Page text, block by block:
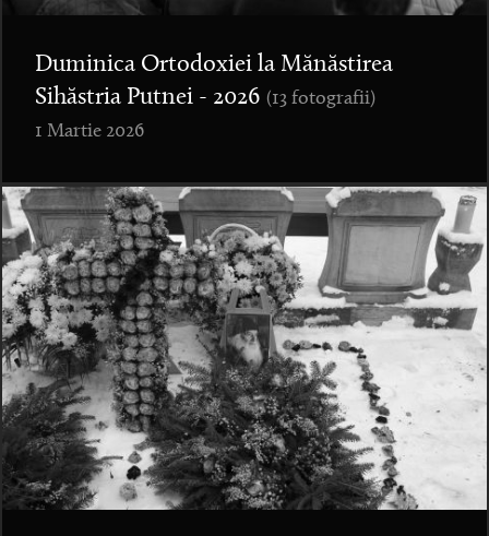
Duminica Ortodoxiei la Mănăstirea
Sihăstria Putnei - 2026 (13 fotografii)
1 Martie 2026